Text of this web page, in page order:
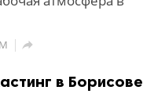

в Борисове